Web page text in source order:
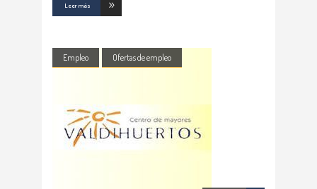
Leer más
Empleo Ofertas de empleo